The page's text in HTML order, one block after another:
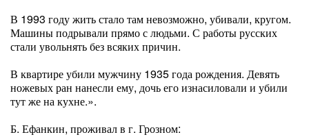
В 1993 году жить стало там невозможно, убивали, кругом.
Машины подрывали прямо с людьми. С работы русских
стали увольнять без всяких причин.
В квартире убили мужчину 1935 года рождения. Девять
ножевых ран нанесли ему, дочь его изнасиловали и убили
тут же на кухне.».
Б. Ефанкин, проживал в г. Грозном: